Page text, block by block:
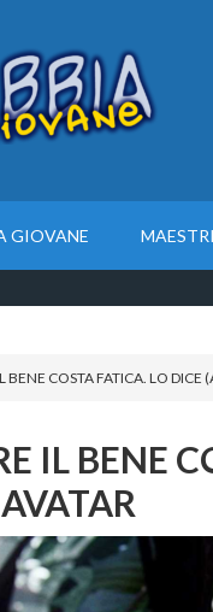
GIOVANE
BENE COSTA FATICA. LO DICE
IL BENE